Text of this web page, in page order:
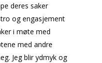
deres saker
og engasjement
i møte med
med andre
Jeg blir ydmyk og